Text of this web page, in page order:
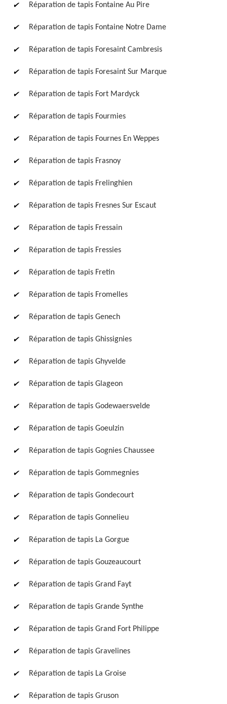
Réparation de tapis Fontaine Au Pire
Réparation de tapis Fontaine Notre Dame
Réparation de tapis Foresaint Cambresis
Réparation de tapis Foresaint Sur Marque
Réparation de tapis Fort Mardyck
Réparation de tapis Fourmies
Réparation de tapis Fournes En Weppes
Réparation de tapis Frasnoy
Réparation de tapis Frelinghien
Réparation de tapis Fresnes Sur Escaut
Réparation de tapis Fressain
Réparation de tapis Fressies
Réparation de tapis Fretin
Réparation de tapis Fromelles
Réparation de tapis Genech
Réparation de tapis Ghissignies
Réparation de tapis Ghyvelde
Réparation de tapis Glageon
Réparation de tapis Godewaersvelde
Réparation de tapis Goeulzin
Réparation de tapis Gognies Chaussee
Réparation de tapis Gommegnies
Réparation de tapis Gondecourt
Réparation de tapis Gonnelieu
Réparation de tapis La Gorgue
Réparation de tapis Gouzeaucourt
Réparation de tapis Grand Fayt
Réparation de tapis Grande Synthe
Réparation de tapis Grand Fort Philippe
Réparation de tapis Gravelines
Réparation de tapis La Groise
Réparation de tapis Gruson